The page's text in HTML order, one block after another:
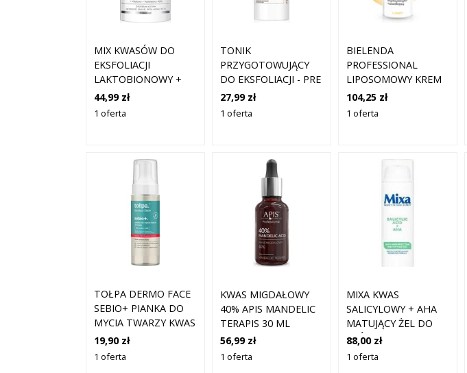
MIX KWASÓW DO
EKSFOLIACJI
LAKTOBIONOWY +
PIROGRONOWY +
MLEKOWY +
44,99 zł
1 oferta
TONIK
PRZYGOTOWUJĄCY
DO EKSFOLIACJI - PRE
PEEL - APIS RETIN-
AMBRE SYNERGY -
27,99 zł
1 oferta
BIELENDA
PROFESSIONAL
LIPOSOMOWY KREM
ANTYOKSYDACYJNO-
ROZŚWIETLAJĄCY
104,25 zł
1 oferta
TOŁPA DERMO FACE
SEBIO+ PIANKA DO
MYCIA TWARZY KWAS
AHA LHA CERA
TRĄDZIKOWA 150ML
19,90 zł
1 oferta
KWAS MIGDAŁOWY
40% APIS MANDELIC
TERAPIS 30 ML
56,99 zł
1 oferta
MIXA KWAS
SALICYLOWY + AHA
MATUJĄCY ŻEL DO
SKÓRY PRZECIW
NIEDOSKONAŁOŚCIOM
88,00 zł
1 oferta